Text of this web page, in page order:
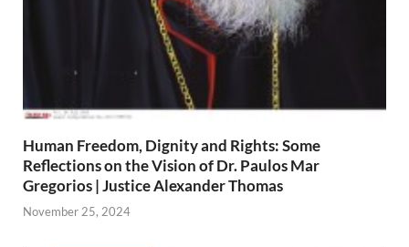
Human Freedom, Dignity and Rights: Some
Reflections on the Vision of Dr. Paulos Mar
Gregorios | Justice Alexander Thomas
November 25, 2024